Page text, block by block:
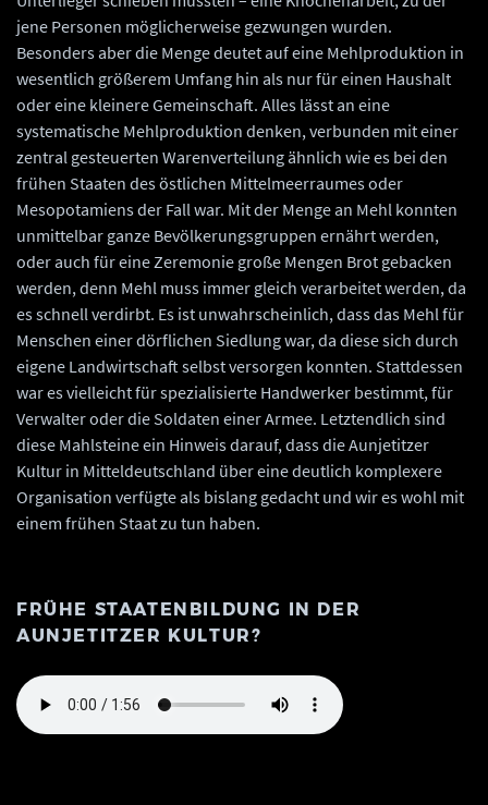
jene Personen möglicherweise gezwungen wurden.
Besonders aber die Menge deutet auf eine Mehlproduktion in
wesentlich größerem Umfang hin als nur für einen Haushalt
oder eine kleinere Gemeinschaft. Alles lässt an eine
systematische Mehlproduktion denken, verbunden mit einer
zentral gesteuerten Warenverteilung ähnlich wie es bei den
frühen Staaten des östlichen Mittelmeerraumes oder
Mesopotamiens der Fall war. Mit der Menge an Mehl konnten
unmittelbar ganze Bevölkerungsgruppen ernährt werden,
oder auch für eine Zeremonie große Mengen Brot gebacken
werden, denn Mehl muss immer gleich verarbeitet werden, da
es schnell verdirbt. Es ist unwahrscheinlich, dass das Mehl für
Menschen einer dörflichen Siedlung war, da diese sich durch
eigene Landwirtschaft selbst versorgen konnten. Stattdessen
war es vielleicht für spezialisierte Handwerker bestimmt, für
Verwalter oder die Soldaten einer Armee. Letztendlich sind
diese Mahlsteine ein Hinweis darauf, dass die Aunjetitzer
Kultur in Mitteldeutschland über eine deutlich komplexere
Organisation verfügte als bislang gedacht und wir es wohl mit
einem frühen Staat zu tun haben.
FRÜHE STAATENBILDUNG IN DER
AUNJETITZER KULTUR?